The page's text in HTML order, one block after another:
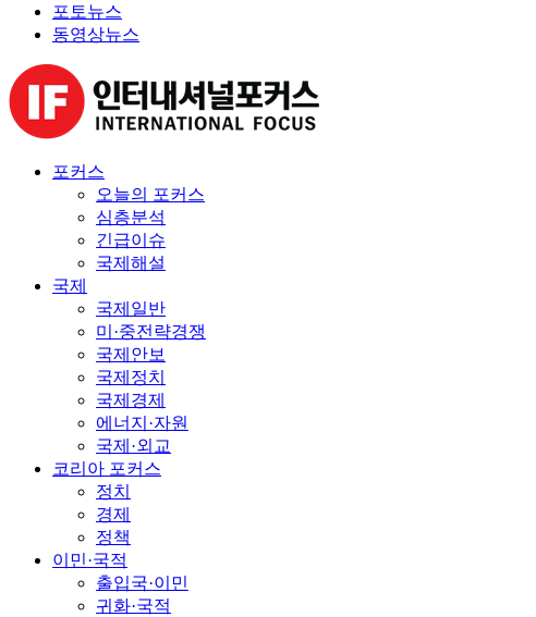
포토뉴스
동영상뉴스
포커스
오늘의 포커스
심층분석
긴급이슈
국제해설
국제
국제일반
미·중전략경쟁
국제안보
국제정치
국제경제
에너지·자원
국제·외교
코리아 포커스
정치
경제
정책
이민·국적
출입국·이민
귀화·국적